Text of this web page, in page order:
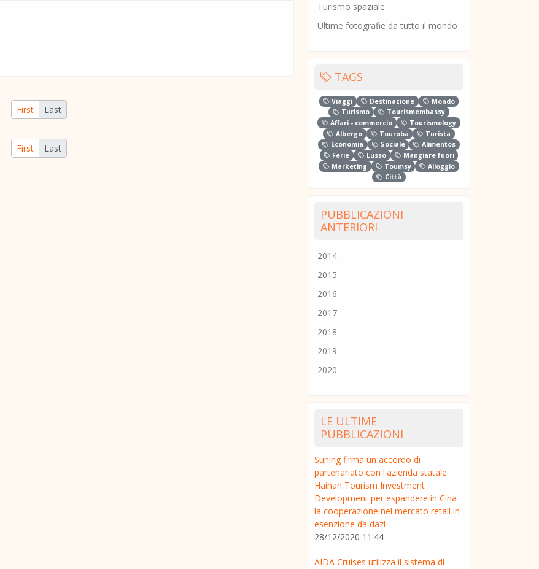
First Last
First Last
Turismo spaziale
Ultime fotografie da tutto il mondo
TAGS
Viaggi Destinazione
Mondo
Turismo
Tourismembassy
Affari - commercio
Tourismology
Albergo
Touroba
Turista
Economia
Sociale
Alimentos
Ferie
Lusso
Mangiare fuori
Marketing
Toumsy
Alloggio
Città
PUBBLICAZIONI
ANTERIORI
2014
2015
2016
2017
2018
2019
2020
LE ULTIME
PUBBLICAZIONI
Suning firma un accordo di
partenariato con l'azienda statale
Hainan Tourism Investment
Development per espandere in Cina
la cooperazione nel mercato retail in
esenzione da dazi
28/12/2020 11:44
AIDA Cruises utilizza il sistema di